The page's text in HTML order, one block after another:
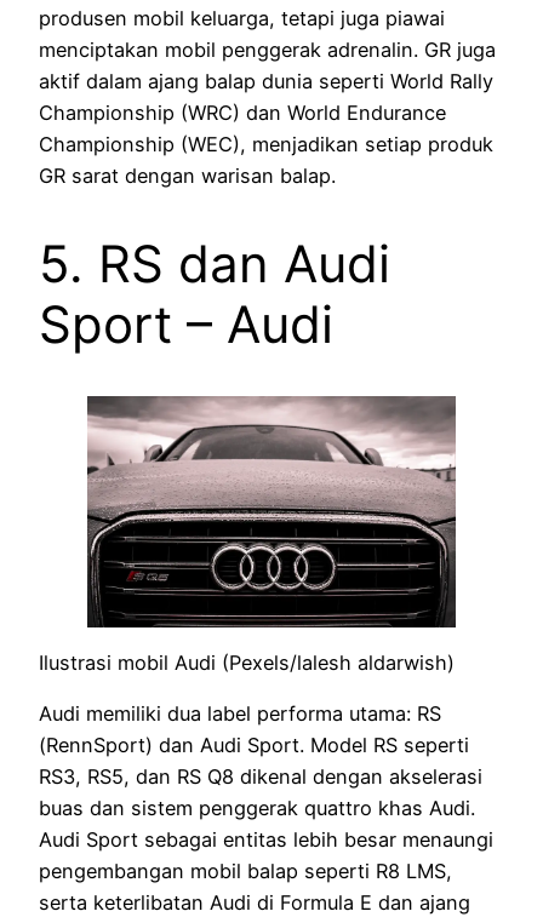
produsen mobil keluarga, tetapi juga piawai
menciptakan mobil penggerak adrenalin. GR juga
aktif dalam ajang balap dunia seperti World Rally
Championship (WRC) dan World Endurance
Championship (WEC), menjadikan setiap produk
GR sarat dengan warisan balap.
5. RS dan Audi
Sport – Audi
Ilustrasi mobil Audi (Pexels/lalesh aldarwish)
Audi memiliki dua label performa utama: RS
(RennSport) dan Audi Sport. Model RS seperti
RS3, RS5, dan RS Q8 dikenal dengan akselerasi
buas dan sistem penggerak quattro khas Audi.
Audi Sport sebagai entitas lebih besar menaungi
pengembangan mobil balap seperti R8 LMS,
serta keterlibatan Audi di Formula E dan ajang